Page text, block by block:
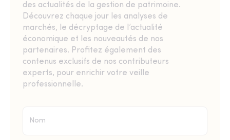
des actualités de la gestion de patrimoine.
Découvrez chaque jour les analyses de
marchés, le décryptage de l’actualité
économique et les nouveautés de nos
partenaires. Profitez également des
contenus exclusifs de nos contributeurs
experts, pour enrichir votre veille
professionnelle.